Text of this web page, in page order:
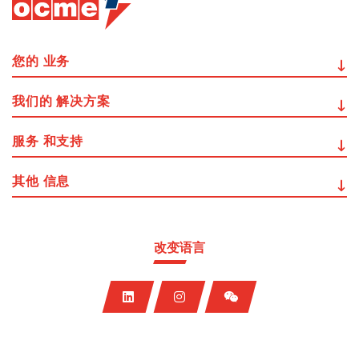
改变语言
您的 业务
我们的 解决方案
服务 和支持
其他 信息